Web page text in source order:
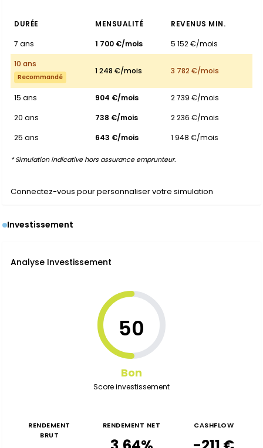
DURÉE MENSUALITÉ
REVENUS MIN.
7 ans
1 700 €/mois
5 152 €/mois
10 ans
Recommandé
1 248 €/mois 3 782 €/mois
15 ans 904 €/mois
2 739 €/mois
20 ans
738 €/mois
2 236 €/mois
25 ans
643 €/mois 1 948 €/mois
* Simulation indicative hors assurance emprunteur.
Connectez-vous pour personnaliser votre simulation
Investissement
Analyse Investissement
50
Bon
Score investissement
RENDEMENT
BRUT
RENDEMENT NET CASHFLOW